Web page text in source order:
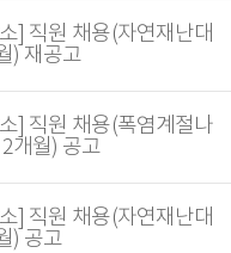
] 직원 채용(자연재난대
) 재공고
] 직원 채용(폭염계절나
개월) 공고
] 직원 채용(자연재난대
) 공고